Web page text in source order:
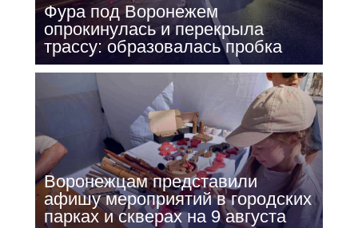
Фура под Воронежем
опрокинулась и перекрыла
трассу: образовалась пробка
Воронежцам представили
афишу мероприятий в городских
парках и скверах на 9 августа